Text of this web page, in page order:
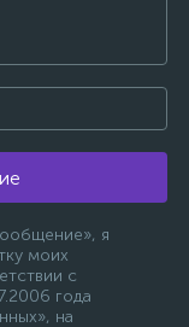
я
моих
с
года
на